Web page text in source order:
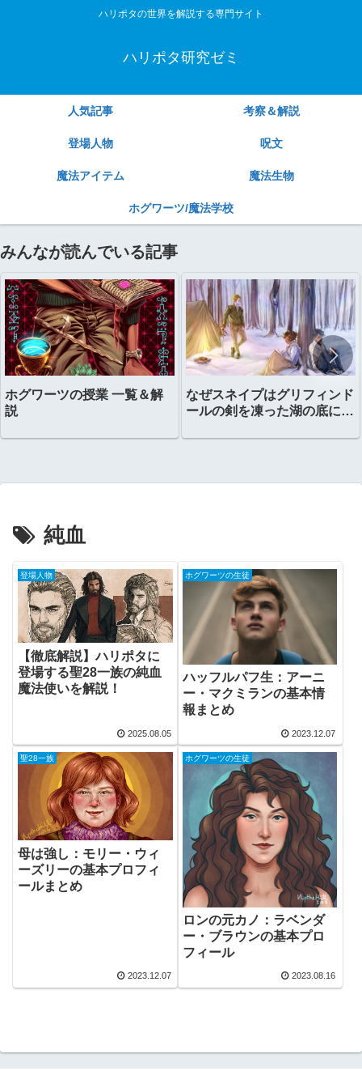
ハリポタの世界を解説する専門サイト
ハリポタ研究ゼミ
人気記事 考察＆解説
登場人物 呪文
魔法アイテム 魔法生物
ホグワーツ/魔法学校
みんなが読んでいる記事
ホグワーツの授業 一覧＆解
説
なぜスネイプはグリフィンド
ールの剣を凍った湖の底に置
純血
登場人物
【徹底解説】ハリポタに
登場する聖28一族の純血
魔法使いを解説！
2025.08.05
ホグワーツの生徒
ハッフルパフ生：アーニ
ー・マクミランの基本情
報まとめ
2023.12.07
聖28一族
母は強し：モリー・ウィ
ーズリーの基本プロフィ
ールまとめ
2023.12.07
ホグワーツの生徒
ロンの元カノ：ラベンダ
ー・ブラウンの基本プロ
フィール
2023.08.16